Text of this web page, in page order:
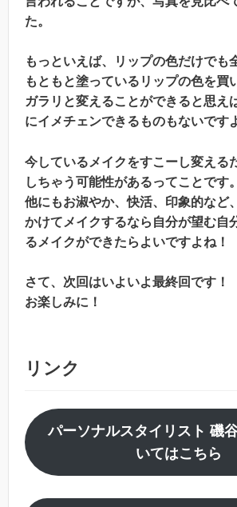
た。
もっといえば、リップの色だけでも
もともと塗っているリップの色を買
ガラリと変えることができると思え
にイメチェンできるものもないです
今しているメイクをすこーし変える
しちゃう可能性があるってことです。
他にもお淑やか、快活、印象的など
かけてメイクするなら自分が望む自
るメイクができたらよいですよね！
さて、次回はいよいよ最終回です！
お楽しみに！
リンク
パーソナルスタイリスト 磯
いてはこちら